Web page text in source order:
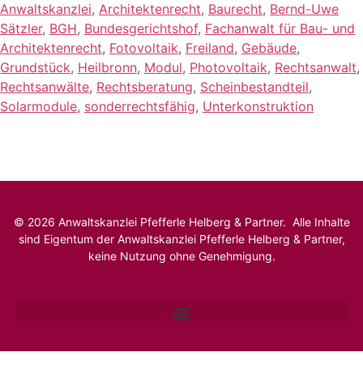
Anwaltskanzlei, Architektenrecht, Baurecht, Bernd-Uwe
Sätzler, BGH, Bundesgerichtshof, Fachanwalt für Bau- und
Architektenrecht, Fotovoltaik, Freiland, Gebäude,
Grundstück, Heilbronn, Modul, Photovoltaik, Rechtsanwalt,
Rechtsanwälte, Rechtsberatung, Scheinbestandteil,
Solarmodule, sonderrechtsfähig, Unterkonstruktion
© 2026 Anwaltskanzlei Pfefferle Helberg & Partner. Alle Inhalte
sind Eigentum der Anwaltskanzlei Pfefferle Helberg & Partner,
keine Nutzung ohne Genehmigung.